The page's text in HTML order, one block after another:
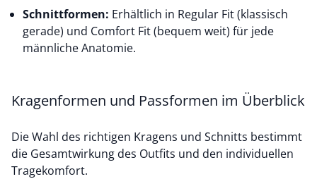
Schnittformen: Erhältlich in Regular Fit (klassisch
gerade) und Comfort Fit (bequem weit) für jede
männliche Anatomie.
Kragenformen und Passformen im Überblick
Die Wahl des richtigen Kragens und Schnitts bestimmt
die Gesamtwirkung des Outfits und den individuellen
Tragekomfort.